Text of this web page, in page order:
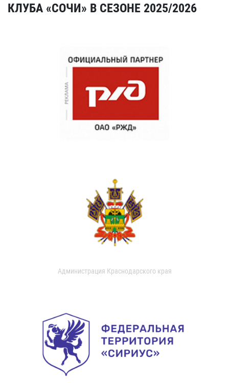
КЛУБА «СОЧИ» В СЕЗОНЕ 2025/2026
Администрация Краснодарского края